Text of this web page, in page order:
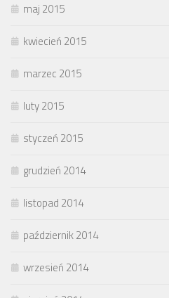
maj 2015
kwiecień 2015
marzec 2015
luty 2015
styczeń 2015
grudzień 2014
listopad 2014
październik 2014
wrzesień 2014